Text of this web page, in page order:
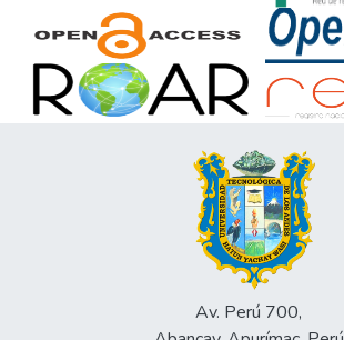
Av. Perú 700,